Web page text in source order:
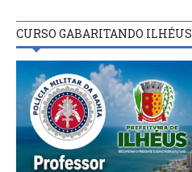
CURSO GABARITANDO ILHÉUS